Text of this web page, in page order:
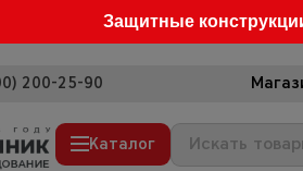
Защитные
200-25-90
Каталог